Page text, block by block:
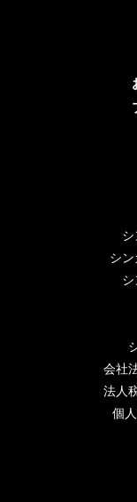
シ
会社
法人
個